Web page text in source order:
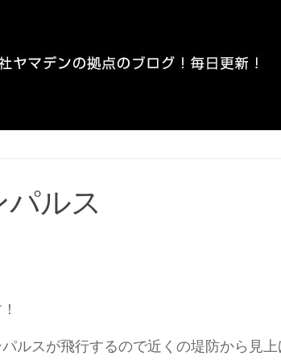
ルス
ルスが飛行するので近くの堤防から見上